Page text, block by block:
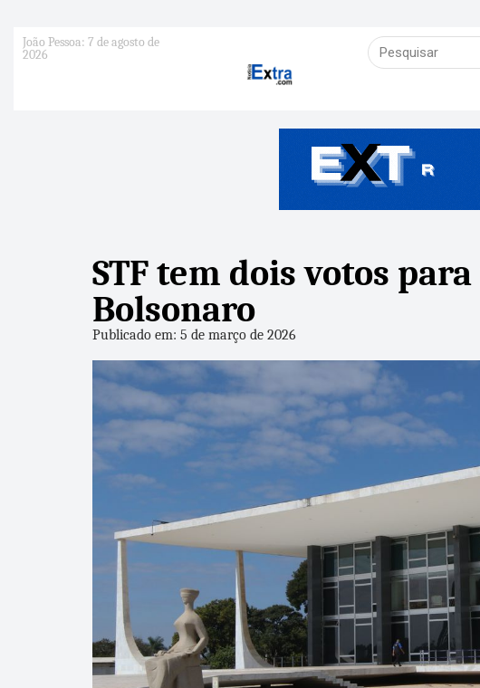
João Pessoa: 7 de agosto de
2026
STF tem dois votos
Bolsonaro
Publicado em: 5 de março de 2026